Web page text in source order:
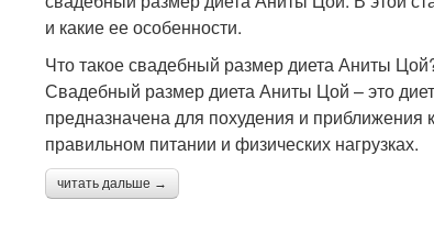
и какие ее особенности.
Что такое свадебный размер диета Аниты
Свадебный размер диета Аниты Цой – это
предназначена для похудения и
правильном питании и физических нагрузках.
читать дальше →